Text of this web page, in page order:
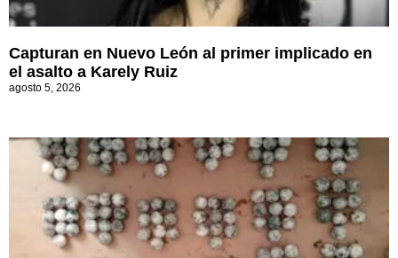
Capturan en Nuevo León al primer implicado en
el asalto a Karely Ruiz
agosto 5, 2026